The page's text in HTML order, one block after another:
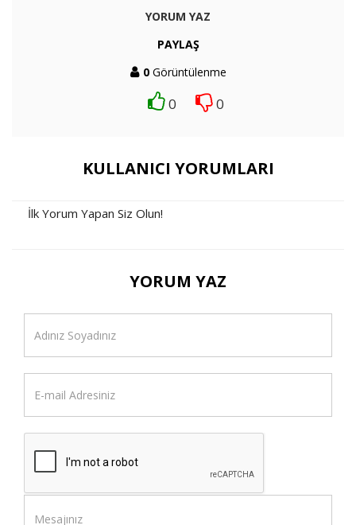
YORUM YAZ
PAYLAŞ
0Görüntülenme
0 0
KULLANICI YORUMLARI
İlk Yorum Yapan Siz Olun!
YORUM YAZ